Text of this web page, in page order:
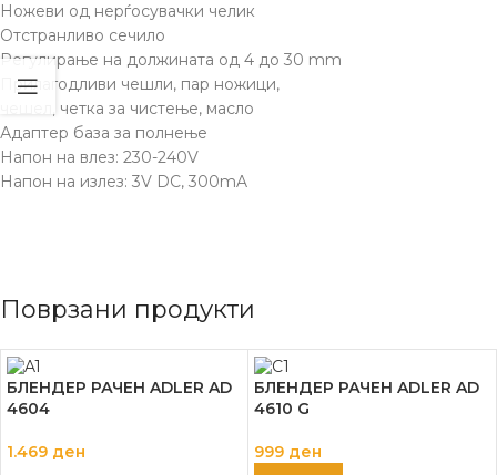
Ножеви од нерѓосувачки челик
Отстранливо сечило
Регулирање на должината од 4 до 30 mm
Прилагодливи чешли, пар ножици,
чешел, четка за чистење, масло
Адаптер база за полнење
Напон на влез: 230-240V
Напон на излез: 3V DC, 300mA
Поврзани продукти
БЛЕНДЕР РАЧЕН ADLER AD
4604
1.469 ден
БЛЕНДЕР РАЧЕН ADLER AD
4610 G
999 ден